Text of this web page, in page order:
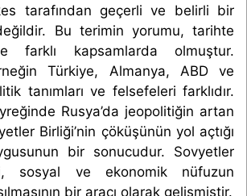
tarafından geçerli ve belirli bir
Bu terimin yorumu, tarihte
farklı kapsamlarda olmuştur.
Türkiye, Almanya, ABD ve
tanımları ve felsefeleri farklıdır.
Rusya’da jeopolitiğin artan
Birliği’nin çöküşünün yol açtığı
bir sonucudur. Sovyetler
sosyal ve ekonomik nüfuzun
bir aracı olarak gelişmiştir.